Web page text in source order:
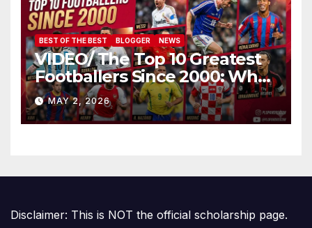
BEST OF THE BEST BLOGGER NEWS
VIDEO/ The Top 10 Greatest
Footballers Since 2000: Who
Is Number One
MAY 2, 2026
Disclaimer: This is NOT the official scholarship page.